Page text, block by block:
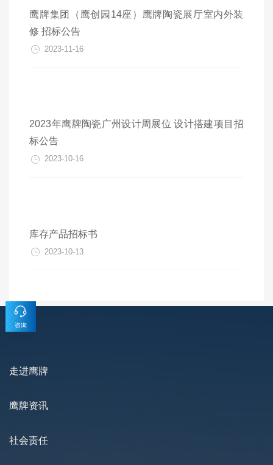
鹰牌集团（鹰创园14座）鹰牌陶瓷展厅室内外装
修 招标公告
2023-11-16
2023年鹰牌陶瓷广州设计周展位 设计搭建项目招
标公告
2023-10-16
库存产品招标书
2023-10-13
走进鹰牌
鹰牌资讯
社会责任
咨询